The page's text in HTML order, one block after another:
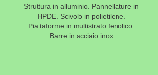
Struttura in alluminio. Pannellature in
HPDE. Scivolo in polietilene.
Piattaforme in multistrato fenolico.
Barre in acciaio inox